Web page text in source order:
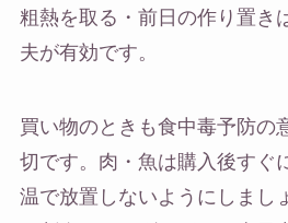
粗熱を取る・前日の作り置き
夫が有効です。
買い物のときも食中毒予防の
切です。肉・魚は購入後すぐ
温で放置しないようにしまし